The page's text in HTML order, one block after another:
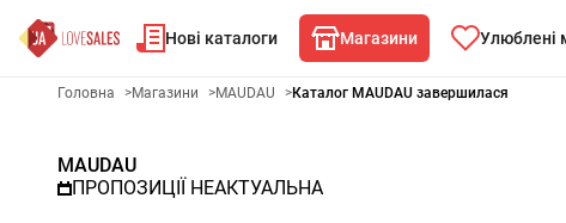
Нові каталоги Магазини Улюблені
Рекламна газета MAUDAU -
Головна >Магазини >MAUDAU >Каталог MAUDAU завершилася
MAUDAU
ПРОПОЗИЦІЇ НЕАКТУАЛЬНА